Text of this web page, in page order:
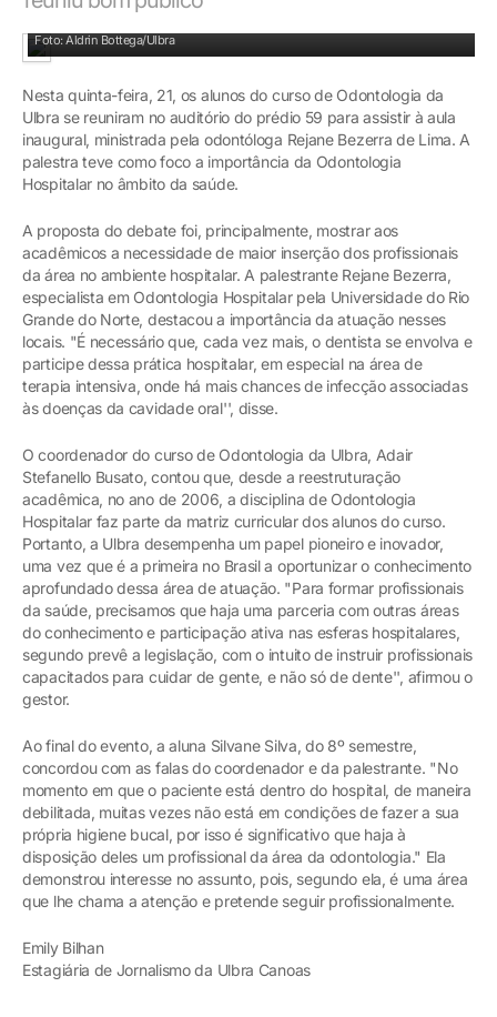
Foto: Aldrin Bottega/Ulbra
Nesta quinta-feira, 21, os alunos do curso de Odontologia da
Ulbra se reuniram no auditório do prédio 59 para assistir à aula
inaugural, ministrada pela odontóloga Rejane Bezerra de Lima. A
palestra teve como foco a importância da Odontologia
Hospitalar no âmbito da saúde.
A proposta do debate foi, principalmente, mostrar aos
acadêmicos a necessidade de maior inserção dos profissionais
da área no ambiente hospitalar. A palestrante Rejane Bezerra,
especialista em Odontologia Hospitalar pela Universidade do Rio
Grande do Norte, destacou a importância da atuação nesses
locais. "É necessário que, cada vez mais, o dentista se envolva e
participe dessa prática hospitalar, em especial na área de
terapia intensiva, onde há mais chances de infecção associadas
às doenças da cavidade oral'', disse.
O coordenador do curso de Odontologia da Ulbra, Adair
Stefanello Busato, contou que, desde a reestruturação
acadêmica, no ano de 2006, a disciplina de Odontologia
Hospitalar faz parte da matriz curricular dos alunos do curso.
Portanto, a Ulbra desempenha um papel pioneiro e inovador,
uma vez que é a primeira no Brasil a oportunizar o conhecimento
aprofundado dessa área de atuação. "Para formar profissionais
da saúde, precisamos que haja uma parceria com outras áreas
do conhecimento e participação ativa nas esferas hospitalares,
segundo prevê a legislação, com o intuito de instruir profissionais
capacitados para cuidar de gente, e não só de dente'', afirmou o
gestor.
Ao final do evento, a aluna Silvane Silva, do 8º semestre,
concordou com as falas do coordenador e da palestrante. "No
momento em que o paciente está dentro do hospital, de maneira
debilitada, muitas vezes não está em condições de fazer a sua
própria higiene bucal, por isso é significativo que haja à
disposição deles um profissional da área da odontologia." Ela
demonstrou interesse no assunto, pois, segundo ela, é uma área
que lhe chama a atenção e pretende seguir profissionalmente.
Emily Bilhan
Estagiária de Jornalismo da Ulbra Canoas